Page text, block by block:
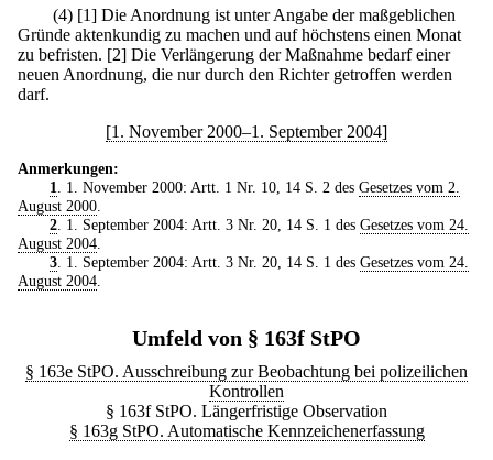
(4) [1] Die Anordnung ist unter Angabe der maßgeblichen
Gründe aktenkundig zu machen und auf höchstens einen Monat
zu befristen. [2] Die Verlängerung der Maßnahme bedarf einer
neuen Anordnung, die nur durch den Richter getroffen werden
darf.
[1. November 2000–1. September 2004]
Anmerkungen:
1
. 1. November 2000: Artt. 1 Nr. 10, 14 S. 2 des Gesetzes vom 2.
August 2000
2. 1. September 2004: Artt. 3 Nr. 20, 14 S. 1 des Gesetzes vom 24.
August 2004
3. 1. September 2004: Artt. 3 Nr. 20, 14 S. 1 des Gesetzes vom 24.
August 2004
Umfeld von § 163f StPO
§ 163e StPO. Ausschreibung zur Beobachtung bei polizeilichen
Kontrollen
§ 163f StPO. Längerfristige Observation
§ 163g StPO. Automatische Kennzeichenerfassung